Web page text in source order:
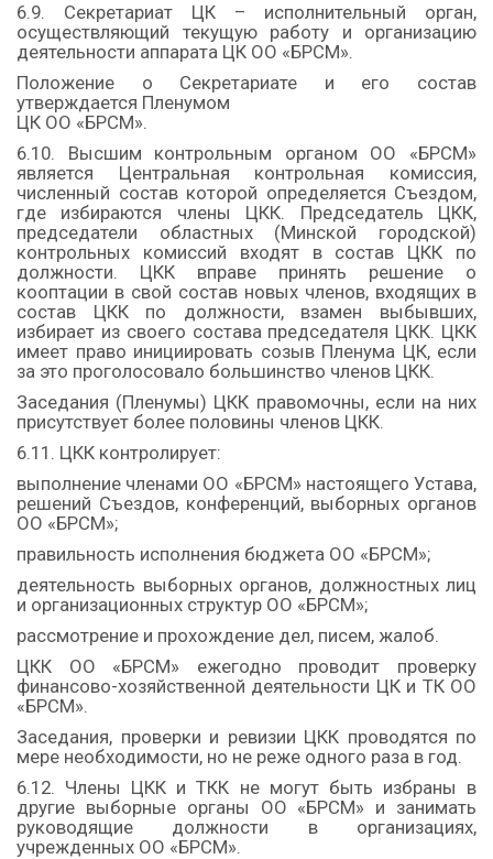
6.9. Секретариат ЦК – исполнительный орган,
осуществляющий текущую работу и организацию
деятельности аппарата ЦК ОО «БРСМ».
Положение о Секретариате и его состав
утверждается Пленумом
ЦК ОО «БРСМ».
6.10. Высшим контрольным органом ОО «БРСМ»
является Центральная контрольная комиссия,
численный состав которой определяется Съездом,
где избираются члены ЦКК. Председатель ЦКК,
председатели областных (Минской городской)
контрольных комиссий входят в состав ЦКК по
должности. ЦКК вправе принять решение о
кооптации в свой состав новых членов, входящих в
состав ЦКК по должности, взамен выбывших,
избирает из своего состава председателя ЦКК. ЦКК
имеет право инициировать созыв Пленума ЦК, если
за это проголосовало большинство членов ЦКК.
Заседания (Пленумы) ЦКК правомочны, если на них
присутствует более половины членов ЦКК.
6.11. ЦКК контролирует:
выполнение членами ОО «БРСМ» настоящего Устава,
решений Съездов, конференций, выборных органов
ОО «БРСМ»;
правильность исполнения бюджета ОО «БРСМ»;
деятельность выборных органов, должностных лиц
и организационных структур ОО «БРСМ»;
рассмотрение и прохождение дел, писем, жалоб.
ЦКК ОО «БРСМ» ежегодно проводит проверку
финансово-хозяйственной деятельности ЦК и ТК ОО
«БРСМ».
Заседания, проверки и ревизии ЦКК проводятся по
мере необходимости, но не реже одного раза в год.
6.12. Члены ЦКК и ТКК не могут быть избраны в
другие выборные органы ОО «БРСМ» и занимать
руководящие должности в организациях,
учрежденных ОО «БРСМ».